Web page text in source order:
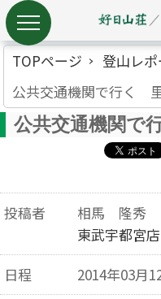
TOPページ
登山レポ
公共交通機関で行く
公共交通機関
投稿者
相馬 隆秀
東武宇都宮店
日程
2014年03月